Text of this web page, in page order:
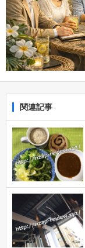
関連記事